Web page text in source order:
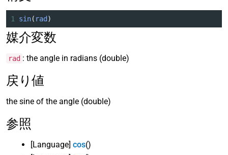
1 sin( rad )
媒介変数
rad : the angle in radians (double)
戻り値
the sine of the angle (double)
参照
[Language] cos()